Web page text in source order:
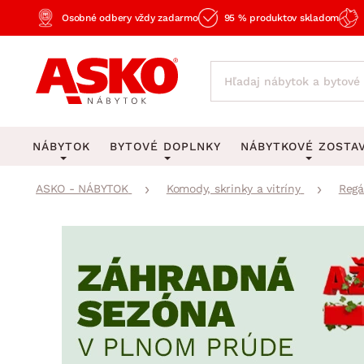
Osobné odbery vždy zadarmo 95 % produktov skladom
NÁBYTOK
Obývacia izba
Spálňa
BYTOVÉ DOPLNKY
KOBERCE
Veľké a stredné koberce
Detské koberce
Kúpeľňové predložky
OSVETLENIE
Stolové lampy a
Lustre a závesné
Zobrazit vše
NÁBYTKOVÉ
Obývacie
Spálňové
Kancelárske
Kuchynské
Detské
Predsieňové
ASKO - NÁBYTOK Komody, skrinky a vitríny